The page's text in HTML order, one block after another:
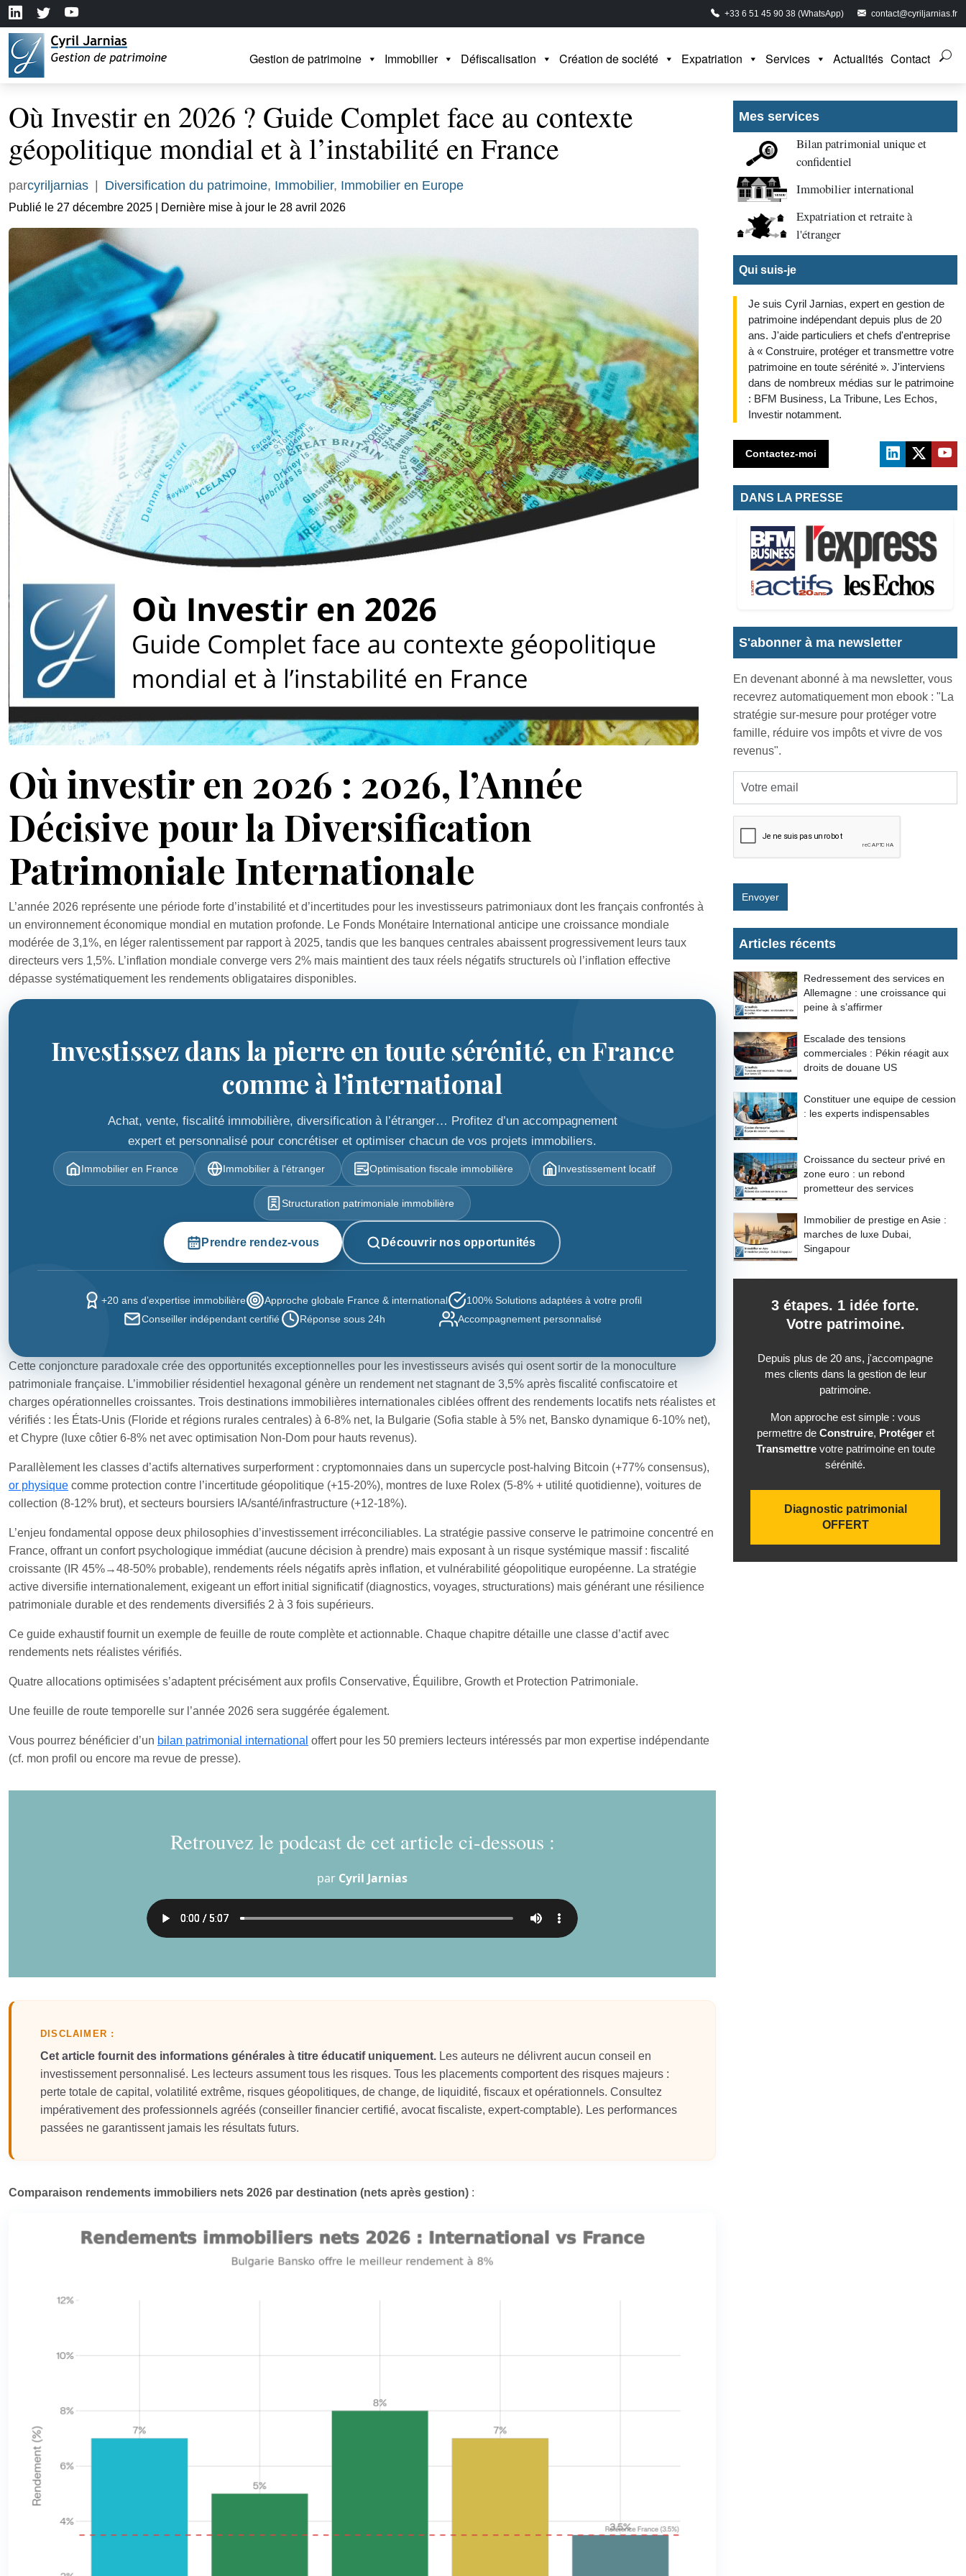
+33 6 51 45 90 38 (WhatsApp) contact@cyriljarnias.fr
Gestion de patrimoine Immobilier Défiscalisation Création de société Expatriation Services Actualités Contact
Où Investir en 2026 ? Guide Complet face au contexte
géopolitique mondial et à l’instabilité en France
parcyriljarnias Diversification du patrimoine, Immobilier, Immobilier en Europe
Publié le 27 décembre 2025 | Dernière mise à jour le 28 avril 2026
Où investir en 2026 : 2026, l’Année
Décisive pour la Diversification
Patrimoniale Internationale
L’année 2026 représente une période forte d’instabilité et d’incertitudes pour les investisseurs patrimoniaux dont les français confrontés à
un environnement économique mondial en mutation profonde. Le Fonds Monétaire International anticipe une croissance mondiale
modérée de 3,1%, en léger ralentissement par rapport à 2025, tandis que les banques centrales abaissent progressivement leurs taux
directeurs vers 1,5%. L’inflation mondiale converge vers 2% mais maintient des taux réels négatifs structurels où l’inflation effective
dépasse systématiquement les rendements obligataires disponibles.
Investissez dans la pierre en toute sérénité, en France
comme à l’international
Achat, vente, fiscalité immobilière, diversification à l’étranger… Profitez d’un accompagnement
expert et personnalisé pour concrétiser et optimiser chacun de vos projets immobiliers.
Immobilier en France Immobilier à l'étranger Optimisation fiscale immobilière Investissement locatif
Structuration patrimoniale immobilière
Prendre rendez-vous Découvrir nos opportunités
+20 ans d’expertise immobilière Approche globale France & international
100% Solutions adaptées à votre profil
Conseiller indépendant certifié
Réponse sous 24h Accompagnement personnalisé
Cette conjoncture paradoxale crée des opportunités exceptionnelles pour les investisseurs avisés qui osent sortir de la monoculture
patrimoniale française. L’immobilier résidentiel hexagonal génère un rendement net stagnant de 3,5% après fiscalité confiscatoire et
charges opérationnelles croissantes. Trois destinations immobilières internationales ciblées offrent des rendements locatifs nets réalistes et
vérifiés : les États-Unis (Floride et régions rurales centrales) à 6-8% net, la Bulgarie (Sofia stable à 5% net, Bansko dynamique 6-10% net),
et Chypre (luxe côtier 6-8% net avec optimisation Non-Dom pour hauts revenus).
Parallèlement les classes d’actifs alternatives surperforment : cryptomonnaies dans un supercycle post-halving Bitcoin (+77% consensus),
or physique comme protection contre l’incertitude géopolitique (+15-20%), montres de luxe Rolex (5-8% + utilité quotidienne), voitures de
collection (8-12% brut), et secteurs boursiers IA/santé/infrastructure (+12-18%).
L’enjeu fondamental oppose deux philosophies d’investissement irréconciliables. La stratégie passive conserve le patrimoine concentré en
France, offrant un confort psychologique immédiat (aucune décision à prendre) mais exposant à un risque systémique massif : fiscalité
croissante (IR 45%→48-50% probable), rendements réels négatifs après inflation, et vulnérabilité géopolitique européenne. La stratégie
active diversifie internationalement, exigeant un effort initial significatif (diagnostics, voyages, structurations) mais générant une résilience
patrimoniale durable et des rendements diversifiés 2 à 3 fois supérieurs.
Ce guide exhaustif fournit un exemple de feuille de route complète et actionnable. Chaque chapitre détaille une classe d’actif avec
rendements nets réalistes vérifiés.
Quatre allocations optimisées s’adaptent précisément aux profils Conservative, Équilibre, Growth et Protection Patrimoniale.
Une feuille de route temporelle sur l’année 2026 sera suggérée également.
Vous pourrez bénéficier d’un bilan patrimonial international offert pour les 50 premiers lecteurs intéressés par mon expertise indépendante
(cf. mon profil ou encore ma revue de presse).
Retrouvez le podcast de cet article ci-dessous :
par Cyril Jarnias
DISCLAIMER :
Cet article fournit des informations générales à titre éducatif uniquement. Les auteurs ne délivrent aucun conseil en
investissement personnalisé. Les lecteurs assument tous les risques. Tous les placements comportent des risques majeurs :
perte totale de capital, volatilité extrême, risques géopolitiques, de change, de liquidité, fiscaux et opérationnels. Consultez
impérativement des professionnels agréés (conseiller financier certifié, avocat fiscaliste, expert-comptable). Les performances
passées ne garantissent jamais les résultats futurs.
Comparaison rendements immobiliers nets 2026 par destination (nets après gestion) :
Mes services
Bilan patrimonial unique et
confidentiel
Immobilier international
Expatriation et retraite à
l'étranger
Qui suis-je
Je suis Cyril Jarnias, expert en gestion de
patrimoine indépendant depuis plus de 20
ans. J'aide particuliers et chefs d'entreprise
à « Construire, protéger et transmettre votre
patrimoine en toute sérénité ». J'interviens
dans de nombreux médias sur le patrimoine
: BFM Business, La Tribune, Les Echos,
Investir notamment.
Contactez-moi
DANS LA PRESSE
S'abonner à ma newsletter
En devenant abonné à ma newsletter, vous
recevrez automatiquement mon ebook : "La
stratégie sur-mesure pour protéger votre
famille, réduire vos impôts et vivre de vos
revenus".
Envoyer
Articles récents
Redressement des services en
Allemagne : une croissance qui
peine à s’affirmer
Escalade des tensions
commerciales : Pékin réagit aux
droits de douane US
Constituer une equipe de cession
: les experts indispensables
Croissance du secteur privé en
zone euro : un rebond
prometteur des services
Immobilier de prestige en Asie :
marches de luxe Dubai,
Singapour
3 étapes. 1 idée forte.
Votre patrimoine.
Depuis plus de 20 ans, j'accompagne
mes clients dans la gestion de leur
patrimoine.
Mon approche est simple : vous
permettre de Construire, Protégeret
Transmettrevotre patrimoine en toute
sérénité.
Diagnostic patrimonial
OFFERT